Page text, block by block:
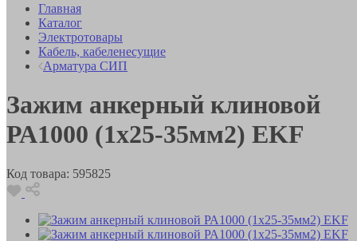
Главная
Каталог
Электротовары
Кабель, кабеленесущие
Арматура СИП
Зажим анкерный клиновой
РА1000 (1x25-35мм2) EKF
Код товара: 595825